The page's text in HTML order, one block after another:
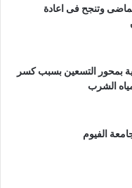
وتنجح فى اعادة
بمحور التسعين بسبب كسر
الشرب
الفيوم